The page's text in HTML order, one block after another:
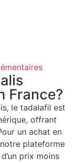
France?
le tadalafil est
offrant
un achat en
plateforme
prix moins